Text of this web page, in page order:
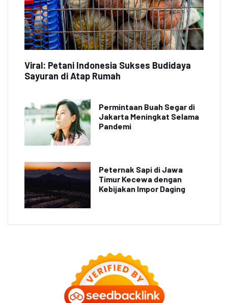
Viral: Petani Indonesia Sukses Budidaya
Sayuran di Atap Rumah
Permintaan Buah Segar di
Jakarta Meningkat Selama
Pandemi
Peternak Sapi di Jawa
Timur Kecewa dengan
Kebijakan Impor Daging